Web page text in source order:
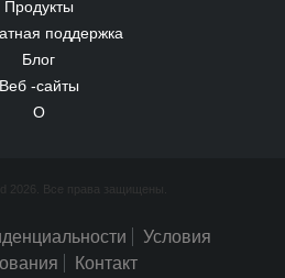
Продукты
поддержка
Блог
Веб -сайты
О
2026. Все права защищены.
Условия
Контакт